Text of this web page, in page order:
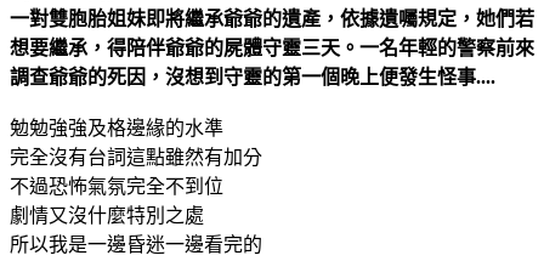
一對雙胞胎姐妹即將繼承爺爺的遺產，依據遺囑規定，她們若
想要繼承，得陪伴爺爺的屍體守靈三天。一名年輕的警察前來
調查爺爺的死因，沒想到守靈的第一個晚上便發生怪事....
勉勉強強及格邊緣的水準
完全沒有台詞這點雖然有加分
不過恐怖氣氛完全不到位
劇情又沒什麼特別之處
所以我是一邊昏迷一邊看完的